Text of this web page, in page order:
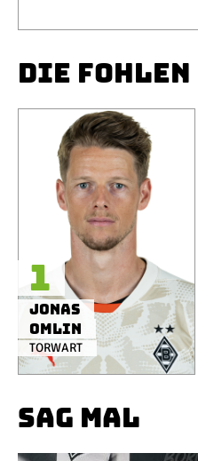
DIE FOHLEN
TORWART
Jonas
Omlin
1
SAG MAL